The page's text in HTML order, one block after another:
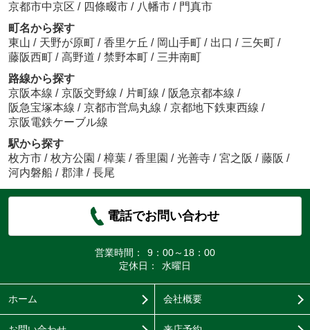
京都市中京区 / 四條畷市 / 八幡市 / 門真市
町名から探す
東山 / 天野が原町 / 香里ケ丘 / 岡山手町 / 出口 / 三矢町 /
藤阪西町 / 高野道 / 禁野本町 / 三井南町
路線から探す
京阪本線 / 京阪交野線 / 片町線 / 阪急京都本線 /
阪急宝塚本線 / 京都市営烏丸線 / 京都地下鉄東西線 /
京阪電鉄ケーブル線
駅から探す
枚方市 / 枚方公園 / 樟葉 / 香里園 / 光善寺 / 宮之阪 / 藤阪 /
河内磐船 / 郡津 / 長尾
電話でお問い合わせ
営業時間：
9：00～18：00
定休日：
水曜日
ホーム 会社概要